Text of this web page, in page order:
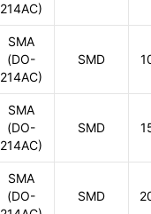
214AC)
SMA
(DO-
214AC)
SMD
SMA
(DO-
214AC)
SMD
SMA
(DO-
SMD